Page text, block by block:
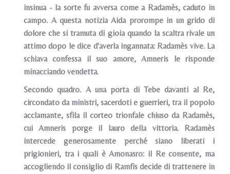
insinua - la sorte fu avversa come a Radamès, caduto in
campo. A questa notizia Aida prorompe in un grido di
dolore che si tramuta di gioia quando la scaltra rivale un
attimo dopo le dice d'averla ingannata: Radamès vive. La
schiava confessa il suo amore, Amneris le risponde
minacciando vendetta.
Secondo quadro. A una porta di Tebe davanti al Re,
circondato da ministri, sacerdoti e guerrieri, tra il popolo
acclamante, sfila il corteo trionfale chiuso da Radamès,
cui Amneris porge il lauro della vittoria. Radamès
intercede generosamente perché siano liberati i
prigionieri, tra i quali è Amonasro: il Re consente, ma
accogliendo il consiglio di Ramfis decide di trattenere in